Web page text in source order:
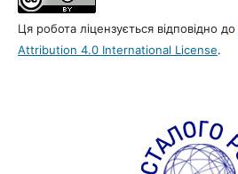
Ця робота ліцензується відповідно до
Attribution 4.0 International License.